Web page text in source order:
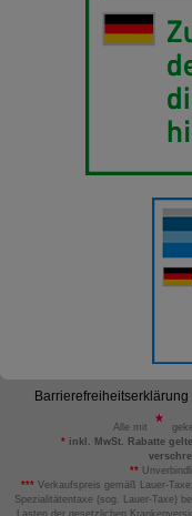
Barrierefreiheitserklärung
Alle mit
*inkl. MwSt. Rabatte
**
*** Verkaufspreis gemäß Lauer-
Spezialitätentaxe (sog. Lauer-Taxe)
Lasten der gesetzlichen